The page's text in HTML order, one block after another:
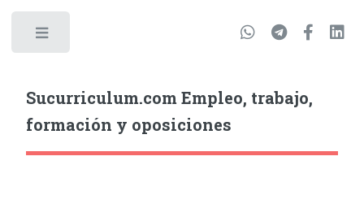
Sucurriculum.com Empleo, trabajo,
formación y oposiciones